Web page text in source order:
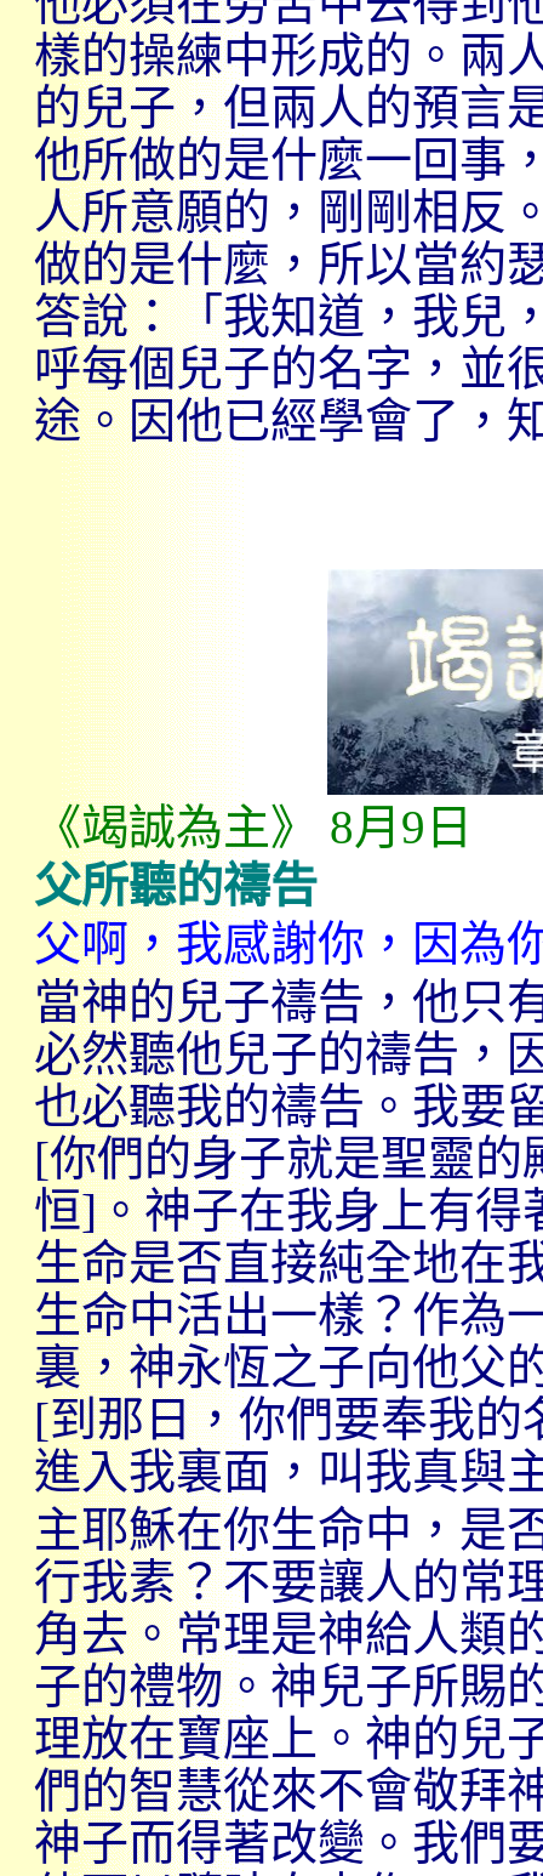
樣的操練中形成的。兩
的兒子，但兩人的預言
他所做的是什麼一回事
人所意願的，剛剛相反
做的是什麼，所以當約
答說：「我知道，我兒
呼每個兒子的名字，並
途。因他已經學會了，
《竭誠為主》 8月 9 日
父所聽的禱告
父啊，我感謝你，因為
當神的兒子禱告，他只
必然聽他兒子的禱告，
也必聽我的禱告。我要
[你們的身子就是聖靈的
恒]。神子在我身上有得
生命是否直接純全地在
生命中活出一樣？作為
裏，神永恆之子向他父
[到那日，你們要奉我
進入我裏面，叫我真與
主耶穌在你生命中，是
行我素？不要讓人的常
角去。常理是神給人類
子的禮物。神兒子所賜
理放在寶座上。神的兒
們的智慧從來不會敬拜
神子而得著改變。我們